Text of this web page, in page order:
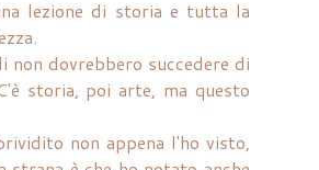
lezione di storia e tutta la
non dovrebbero succedere di
storia, poi arte, ma questo
non appena l'ho visto,